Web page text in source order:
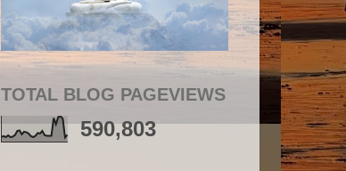
TOTAL BLOG PAGEVIEWS
590,803